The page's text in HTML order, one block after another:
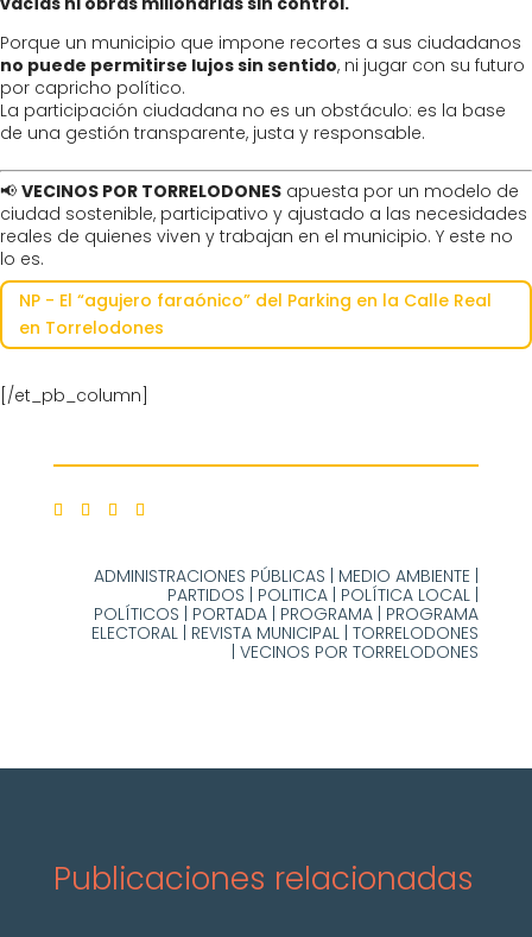
Porque un municipio que impone recortes a sus ciudadanos
no puede permitirse lujos sin sentido, ni jugar con su futuro
por capricho político.
La participación ciudadana no es un obstáculo: es la base
de una gestión transparente, justa y responsable.
📢 VECINOS POR TORRELODONES apuesta por un modelo de
ciudad sostenible, participativo y ajustado a las necesidades
reales de quienes viven y trabajan en el municipio. Y este no
lo es.
NP - El “agujero faraónico” del Parking en la Calle Real
en Torrelodones
[/et_pb_column]
ADMINISTRACIONES PÚBLICAS MEDIO AMBIENTE
PARTIDOS
POLITICA POLÍTICA LOCAL
POLÍTICOS
PORTADA PROGRAMA PROGRAMA
ELECTORAL REVISTA MUNICIPAL |TORRELODONES
|VECINOS POR TORRELODONES
Publicaciones relacionadas